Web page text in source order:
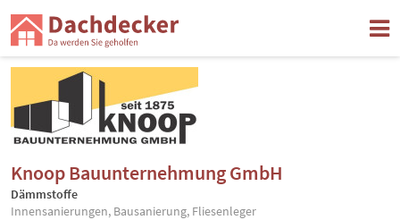
Knoop Bauunternehmung GmbH
Dämmstoffe
Innensanierungen, Bausanierung, Fliesenleger